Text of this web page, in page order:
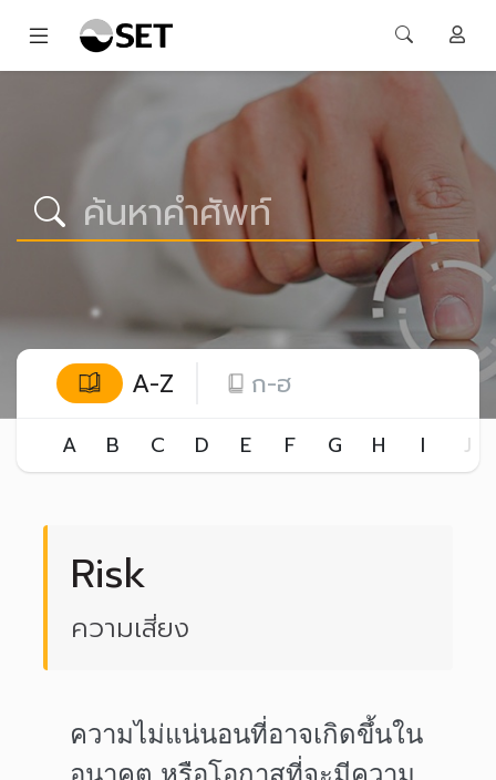
A-Z ก-ฮ
A B C D E F G H I J
Risk
ความเสี่ยง
ความไม่แน่นอนที่อาจเกิดขึ้นใน
อนาคต หรือโอกาสที่จะมีความ